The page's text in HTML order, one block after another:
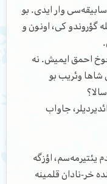
وار ایدی. بو
کی، اونون و
احمق ایمیش. نه
وئریب بو
جاواب
یئتیرمه‌سم، اؤزگه
خر-نادان قلمینه